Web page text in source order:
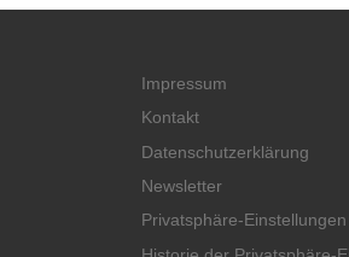
Impressum
Kontakt
Datenschutzerklärung
Newsletter
Privatsphäre-